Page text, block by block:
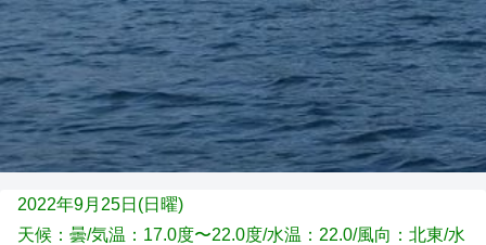
2022年9月25日(日 曜)
天候：曇/気温：17.0度〜22.0度/水温：22.0/風向：北東/水